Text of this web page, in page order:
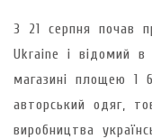
З 21 серпня почав
Ukraine і відомий в
магазині площею
авторський одяг,
виробництва